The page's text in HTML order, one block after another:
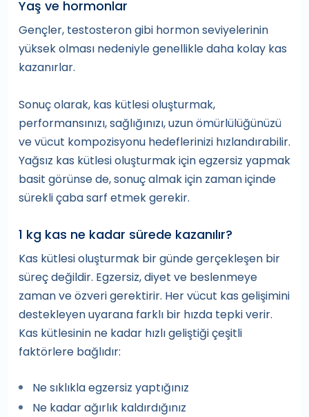
Yaş ve hormonlar
Gençler, testosteron gibi hormon seviyelerinin
yüksek olması nedeniyle genellikle daha kolay kas
kazanırlar.
Sonuç olarak, kas kütlesi oluşturmak,
performansınızı, sağlığınızı, uzun ömürlülüğünüzü
ve vücut kompozisyonu hedeflerinizi hızlandırabilir.
Yağsız kas kütlesi oluşturmak için egzersiz yapmak
basit görünse de, sonuç almak için zaman içinde
sürekli çaba sarf etmek gerekir.
1 kg kas ne kadar sürede kazanılır?
Kas kütlesi oluşturmak bir günde gerçekleşen bir
süreç değildir. Egzersiz, diyet ve beslenmeye
zaman ve özveri gerektirir. Her vücut kas gelişimini
destekleyen uyarana farklı bir hızda tepki verir.
Kas kütlesinin ne kadar hızlı geliştiği çeşitli
faktörlere bağlıdır:
Ne sıklıkla egzersiz yaptığınız
Ne kadar ağırlık kaldırdığınız